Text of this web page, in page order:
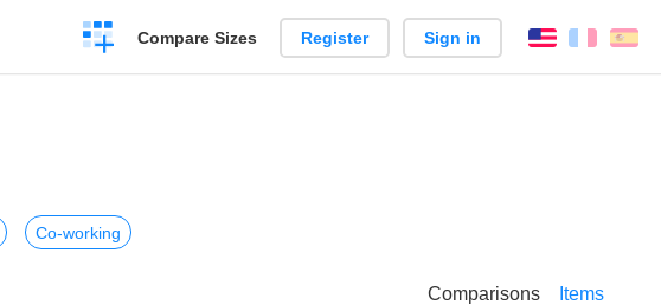
Create
a
Compare Sizes Register Sign in English
Co-working
Comparisons Items